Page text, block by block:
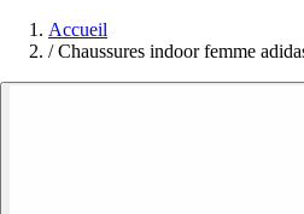
Accueil
/ Chaussures indoor femme